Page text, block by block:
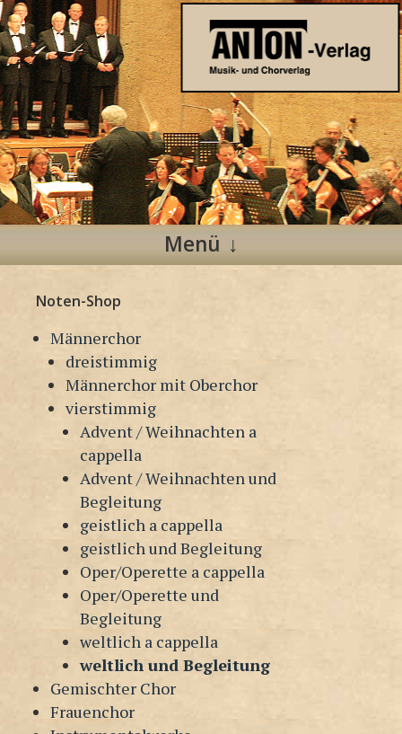
Anton Verlag
Musik- und Chorverlag
Menü
Inhalt
springen
Noten-Shop
Männerchor
dreistimmig
Männerchor mit Oberchor
vierstimmig
Advent / Weihnachten a
cappella
Advent / Weihnachten und
Begleitung
geistlich a cappella
geistlich und Begleitung
Oper/Operette a cappella
Oper/Operette und
Begleitung
weltlich a cappella
weltlich und Begleitung
Gemischter Chor
Frauenchor